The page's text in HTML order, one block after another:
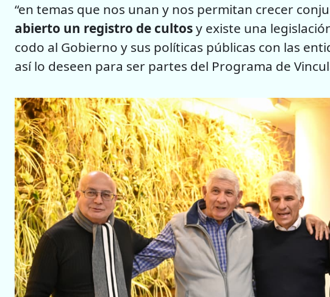
“en temas que nos unan y nos permitan crecer
abierto un registro de cultosy existe una
codo al Gobierno y sus políticas públicas con las
así lo deseen para ser partes del Programa de